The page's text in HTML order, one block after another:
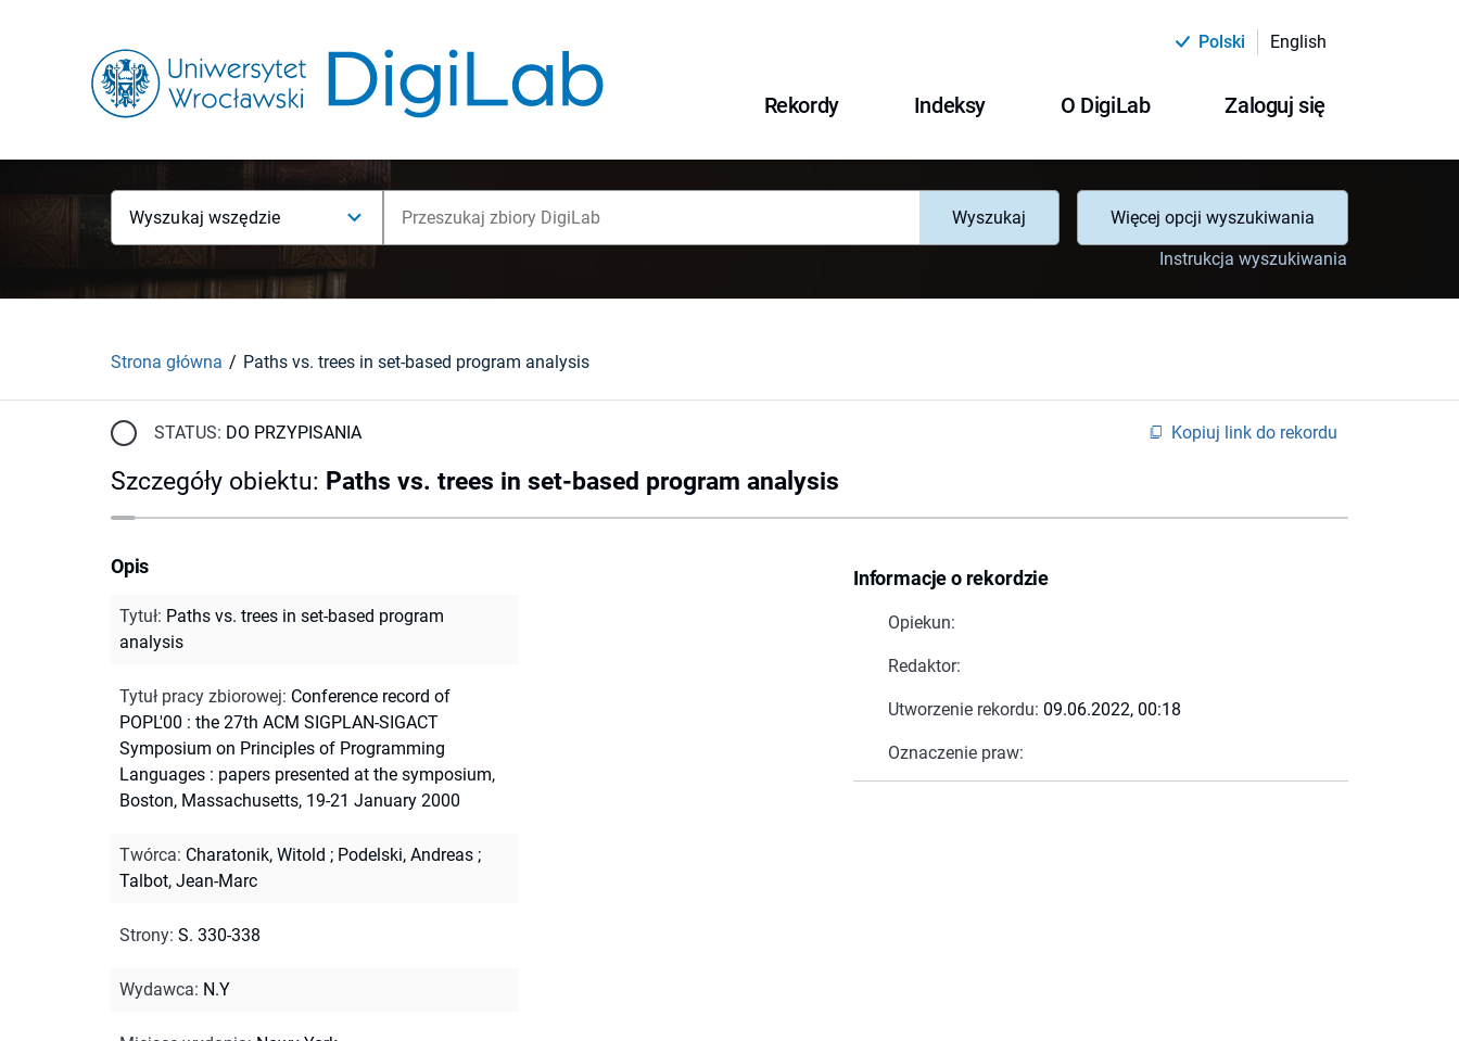
Polski English
Rekordy Indeksy O DigiLab Zaloguj się
Wyszukaj wszędzie Wyszukaj
Więcej opcji wyszukiwania
Instrukcja wyszukiwania
Strona główna Paths vs. trees in set-based program analysis
STATUS: DO PRZYPISANIA Kopiuj link do rekordu
Szczegóły obiektu: Paths vs. trees in set-based program analysis
Informacje o rekordzie
Opiekun:
Redaktor:
Utworzenie rekordu: 09.06.2022, 00:18
Oznaczenie praw:
Opis
Tytuł: Paths vs. trees in set-based program
analysis
Tytuł pracy zbiorowej: Conference record of
POPL'00 : the 27th ACM SIGPLAN-SIGACT
Symposium on Principles of Programming
Languages : papers presented at the symposium,
Boston, Massachusetts, 19-21 January 2000
Twórca: Charatonik, Witold ; Podelski, Andreas ;
Talbot, Jean-Marc
Strony: S. 330-338
Wydawca: N.Y